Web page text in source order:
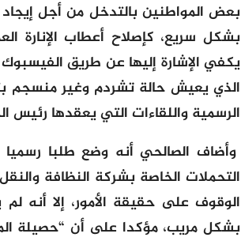
بعض المواطنين بالتدخل من أجل
بشكل سريع، كإصلاح أعطاب الإنارة
يكفي الإشارة إليها عن طريق
الذي يعيش حالة تشردم وغير منسجم
الرسمية واللقاءات التي يعقدها رئيس
وأضاف الصالحي أنه وضع طلبا
التحملات الخاصة بشركة النظافة
الوقوف على حقيقة الأمور، إلا
بشكل مريب، مؤكدا على أن “حصيلة